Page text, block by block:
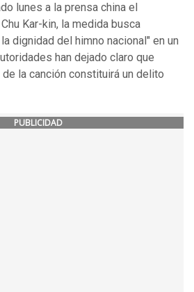
lunes a la prensa china el
Kar-kin, la medida busca
dignidad del himno nacional" en un
han dejado claro que
la canción constituirá un delito
PUBLICIDAD